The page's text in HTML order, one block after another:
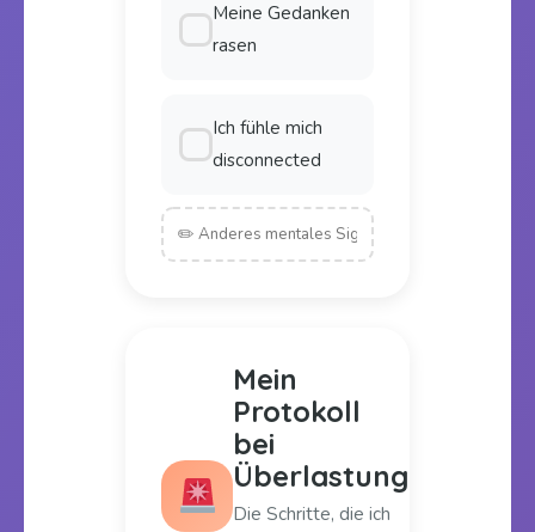
Meine Gedanken
rasen
Ich fühle mich
disconnected
Mein
Protokoll
bei
Überlastung
Die Schritte, die ich